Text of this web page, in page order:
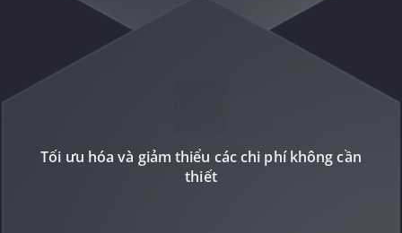
Tối ưu hóa và giảm thiểu các chi phí không cần
thiết